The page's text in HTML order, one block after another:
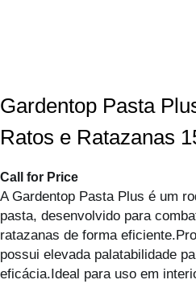
Gardentop Pasta
Ratos e Ratazanas
Call for Price
A Gardentop Pasta Plus é um
pasta, desenvolvido para
ratazanas de forma
possui elevada palatabilidade
eficácia.Ideal para uso em